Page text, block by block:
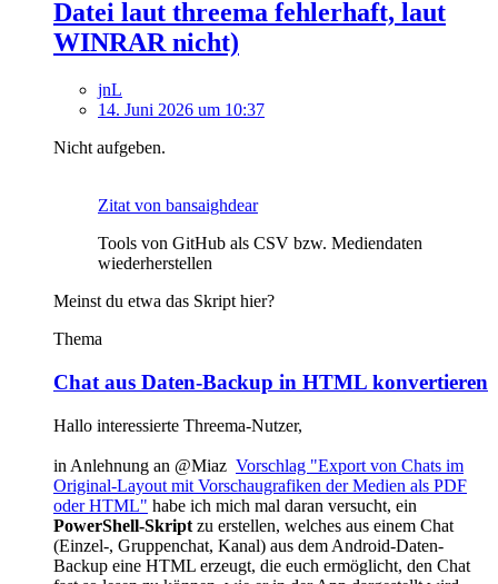
Datei laut threema fehlerhaft, laut
WINRAR nicht)
jnL
14. Juni 2026 um 10:37
Nicht aufgeben.
Zitat von bansaighdear
Tools von GitHub als CSV bzw. Mediendaten
wiederherstellen
Meinst du etwa das Skript hier?
Thema
Chat aus Daten-Backup in HTML konvertieren
Hallo interessierte Threema-Nutzer,
in Anlehnung an @Miaz Vorschlag "Export von Chats im
Original-Layout mit Vorschaugrafiken der Medien als PDF
oder HTML" habe ich mich mal daran versucht, ein
PowerShell-Skript zu erstellen, welches aus einem Chat
(Einzel-, Gruppenchat, Kanal) aus dem Android-Daten-
Backup eine HTML erzeugt, die euch ermöglicht, den Chat